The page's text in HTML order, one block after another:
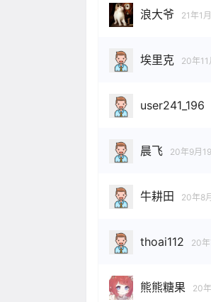
浪大爷 21年1
埃里克 20年11
user241_196
晨飞 20年9月
牛耕田 20年8
thoai112 20
熊熊糖果 20